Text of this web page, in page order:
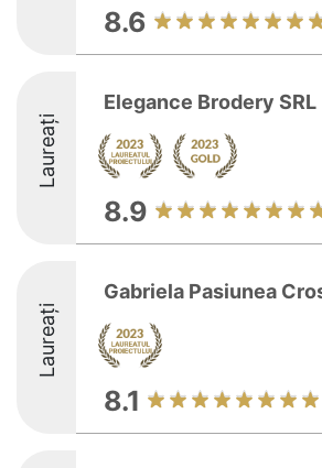
8.6
Laureați
Elegance Brodery SRL
8.9
Laureați
Gabriela Pasiunea
8.1